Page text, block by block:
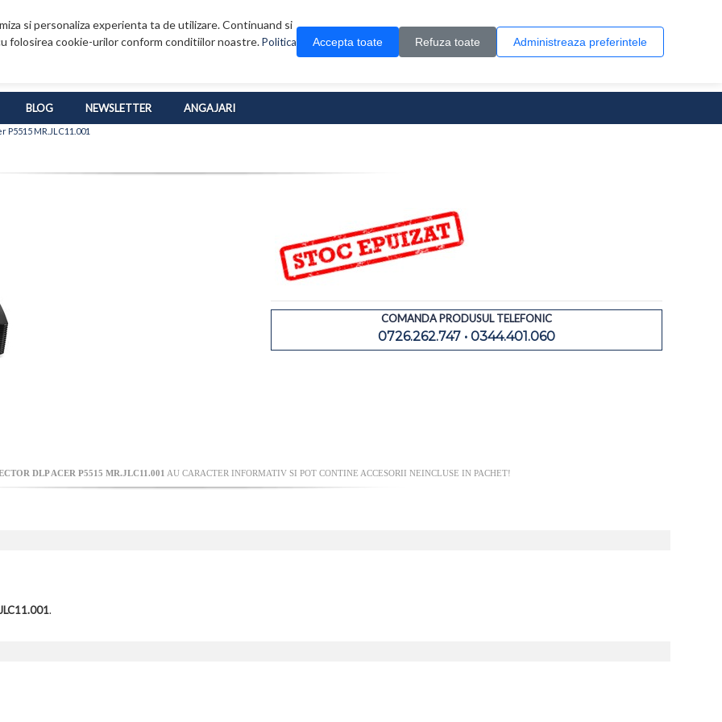
si personaliza experienta ta de utilizare. Continuand si
folosirea cookie-urilor conform conditiilor noastre.Politica Accepta toate Refuza toate Administreaza preferintele
0 produs(e)
BLOG NEWSLETTER ANGAJARI
P5515 MR.JLC11.001
COMANDA PRODUSUL TELEFONIC
0726.262.747 • 0344.401.060
DLP ACER P5515 MR.JLC11.001 AU CARACTER INFORMATIV SI POT CONTINE ACCESORII NEINCLUSE IN PACHET!
.